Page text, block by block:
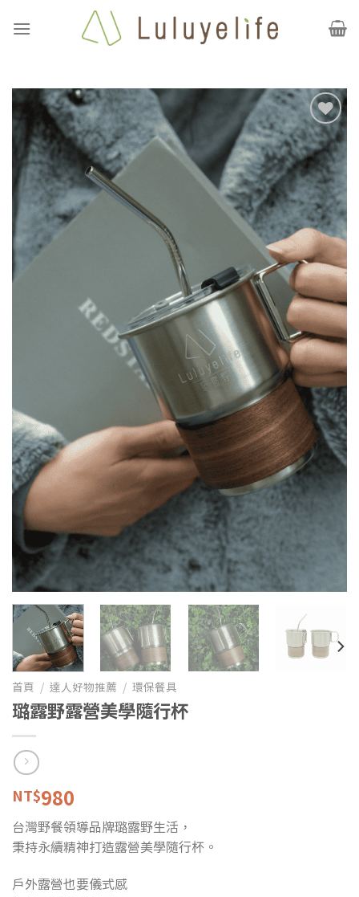
加到
我的
最愛
清單
首頁 / 達人好物推薦 / 環保餐具
璐露野露營美學隨行杯
NT$980
台灣野餐領導品牌璐露野生活，
秉持永續精神打造露營美學隨行杯。
戶外露營也要儀式感